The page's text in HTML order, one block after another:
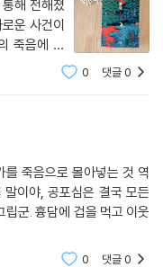
비극과 연결되며 한 층 더
으로 이어지며 속속 폭로되
용하는 것을 넘어 거대한
력 있게 풀어간다. 이처럼
다놓음으로써 색다른 차원
해 전해졌
운 사건이
죽음에 얽
있던 ‘흉
음에 이르
0 댓글0
죽음으로 몰아넣는 것 역
이야, 공포심은 결국 모든
군. 흉담에 겁을 먹고 이웃
0 댓글0